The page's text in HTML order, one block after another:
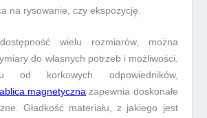
na rysowanie, czy ekspozycję.
wielu rozmiarów, można
do własnych potrzeb i możliwości.
od korkowych odpowiedników,
magnetyczna zapewnia doskonałe
Gładkość materiału, z jakiego jest